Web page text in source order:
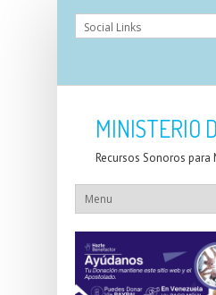
MINISTERIO
Recursos Sonoros